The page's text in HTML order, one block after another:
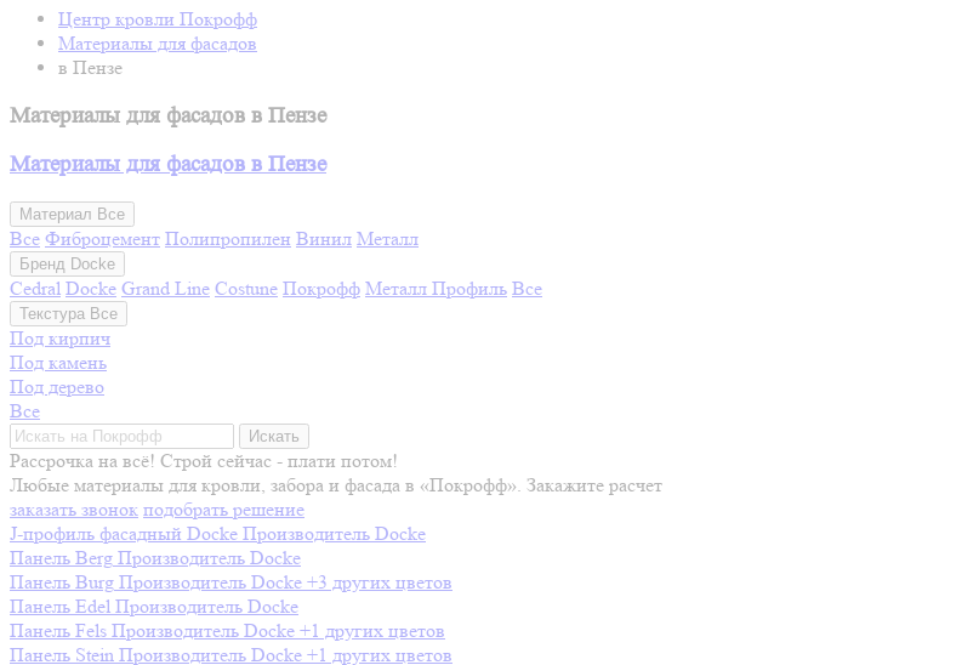
Центр кровли Покрофф
Материалы для фасадов
в Пензе
Материалы для фасадов в Пензе
Материалы для фасадов в Пензе
Материал Все
Все Фиброцемент Полипропилен Винил Металл
Бренд Docke
Cedral Docke Grand Line Costune Покрофф Металл Профиль Все
Текстура Все
Под кирпич
Под камень
Под дерево
Все
Искать
Рассрочка на всё! Строй сейчас - плати потом!
Любые материалы для кровли, забора и фасада в «Покрофф». Закажите расчет
заказать звонок подобрать решение
J-профиль фасадный Docke Производитель Docke
Панель Berg Производитель Docke
Панель Burg Производитель Docke +3 других цветов
Панель Edel Производитель Docke
Панель Fels Производитель Docke +1 других цветов
Панель Stein Производитель Docke +1 других цветов